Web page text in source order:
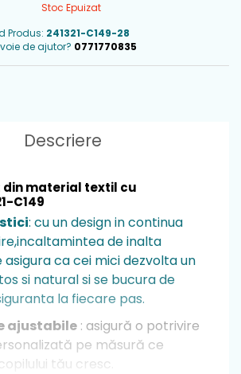
Stoc Epuizat
Produs: 241321-C149-28
de ajutor? 0771770835
Descriere
din material textil cu
C149
: cu un design in continua
de inalta
ca cei mici dezvolta un
si natural si se bucura de
la fiecare pas.
ajustabile : asigură o potrivire
pe măsură ce
tău cresc.